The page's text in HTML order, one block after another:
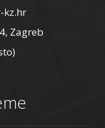
kz.hr
Zagreb